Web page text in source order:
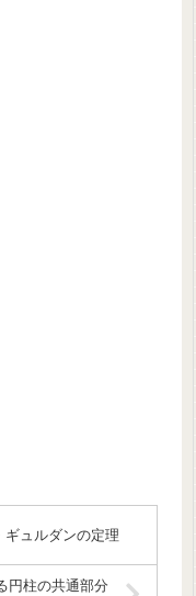
ュルダンの定理
円柱の共通部分